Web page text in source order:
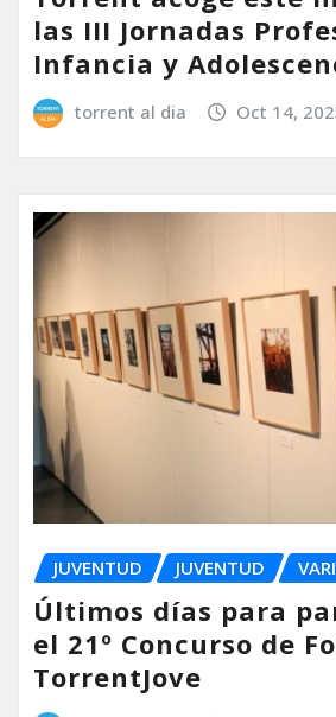
las III Jornadas
Infancia y
torrent al dia Oct 14,
JUVENTUD JUVENTUD
Últimos días para
el 21º Concurso de
TorrentJove